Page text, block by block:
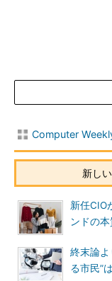
Computer
新し
新任CIO
ンドの
終末論
る市民”